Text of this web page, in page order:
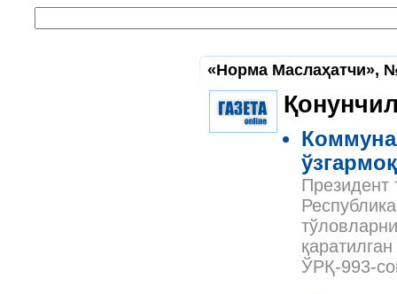
«Норма Маслаҳатчи»,
Президент
ЎРҚ-993-